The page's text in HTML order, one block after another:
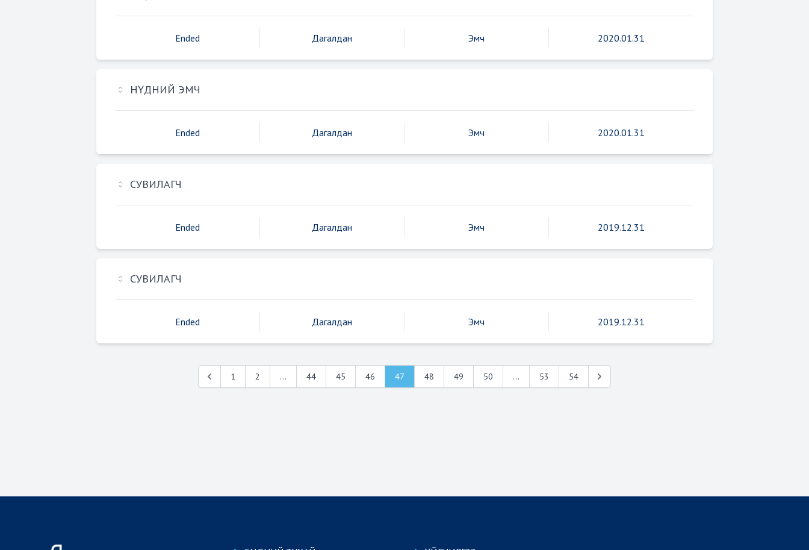
Ended Дагалдан Эмч 2020.01.31
НҮДНИЙ ЭМЧ
Ended Дагалдан Эмч 2020.01.31
СУВИЛАГЧ
Ended Дагалдан Эмч 2019.12.31
СУВИЛАГЧ
Ended Дагалдан Эмч 2019.12.31
1 2 ... 44 45 46 47 48 49 50 ... 53 54